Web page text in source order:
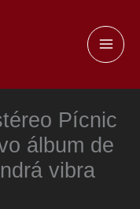
Pícnic
álbum de
vibra